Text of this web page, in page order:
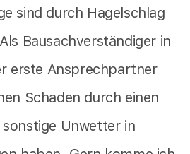
sind durch Hagelschlag
Bausachverständiger in
erste Ansprechpartner
Schaden durch einen
Unwetter in